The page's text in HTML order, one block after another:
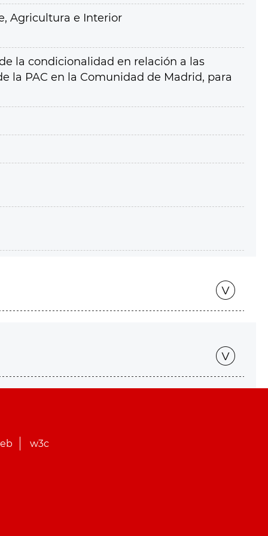
Agricultura e Interior
la condicionalidad en relación a las
la PAC en la Comunidad de Madrid, para
w3c